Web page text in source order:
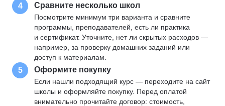
4 Сравните несколько школ
Посмотрите минимум три варианта и сравните
программы, преподавателей, есть ли практика
и сертификат. Уточните, нет ли скрытых расходов —
например, за проверку домашних заданий или
доступ к материалам.
5 Оформите покупку
Если нашли подходящий курс — переходите на сайт
школы и оформляйте покупку. Перед оплатой
внимательно прочитайте договор: стоимость,